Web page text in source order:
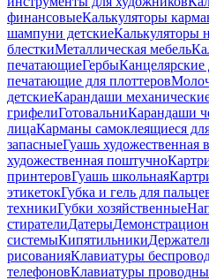
финансовыеКалькуляторы
шампуни детскиеКалькуляторы
блесткиМеталлическая мебель
печатающиеГербыКанцелярские
печатающие для плоттеров
детскиеКарандаши
грифелиГотовальниКарандаши
лицаКарманы самоклеящиеся
запасныеГуашь художественная
художественная поштучно
принтеровГуашь школьная
этикетокГубка и гель для
техникиГубки хозяйственные
стирателиДатеры
системыКипятильники
рисованияКлавиатуры
телефоновКлавиатуры